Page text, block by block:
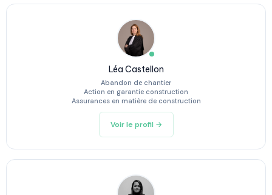
Léa Castellon
Abandon de chantier
Action en garantie construction
Assurances en matière de construction
Voir le profil →